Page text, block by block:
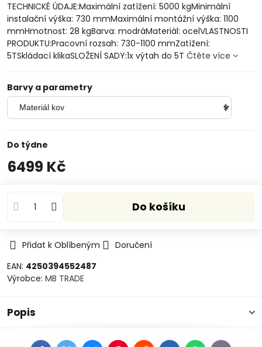
TECHNICKÉ ÚDAJE:Maximální zatížení: 5000 kgMinimální
instalační výška: 730 mmMaximální montážní výška: 1100
mmHmotnost: 28 kgBarva: modráMateriál: ocelVLASTNOSTI
PRODUKTU:Pracovní rozsah: 730-1100 mmZatížení:
5TSkládací klikaSLOŽENÍ SADY:1x výtah do 5T Čtěte více
Barvy a parametry
Do týdne
6499 Kč
Do košíku
Přidat k Oblíbeným
Doručení
EAN: 4250394552487
Výrobce: MB TRADE
Popis